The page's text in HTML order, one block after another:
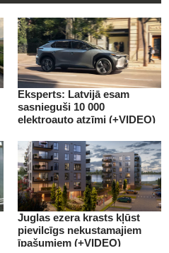
Eksperts: Latvijā esam
sasnieguši 10 000
elektroauto atzīmi (+VIDEO)
Juglas ezera krasts kļūst
pievilcīgs nekustamajiem
īpašumiem (+VIDEO)